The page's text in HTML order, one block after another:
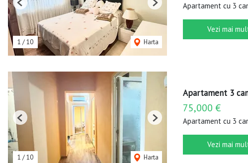
1 /10 Harta
Previous Next Apartament cu 3
Vezi mai
1 /10 Harta
Previous Next
Apartament 3
75,000 €
Apartament cu 3
Vezi mai